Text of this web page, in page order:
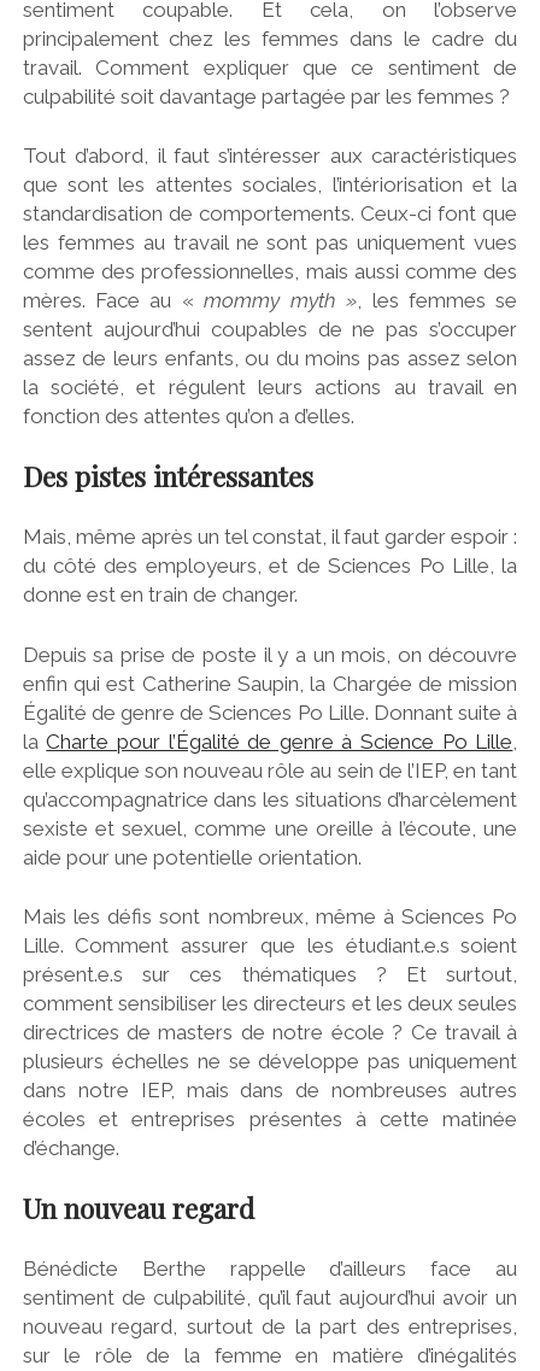
sentiment coupable. Et cela, on l’observe
principalement chez les femmes dans le cadre du
travail. Comment expliquer que ce sentiment de
culpabilité soit davantage partagée par les femmes ?
Tout d’abord, il faut s’intéresser aux caractéristiques
que sont les attentes sociales, l’intériorisation et la
standardisation de comportements. Ceux-ci font que
les femmes au travail ne sont pas uniquement vues
comme des professionnelles, mais aussi comme des
mères. Face au «mommy myth », les femmes se
sentent aujourd’hui coupables de ne pas s’occuper
assez de leurs enfants, ou du moins pas assez selon
la société, et régulent leurs actions au travail en
fonction des attentes qu’on a d’elles.
Des pistes intéressantes
Mais, même après un tel constat, il faut garder espoir :
du côté des employeurs, et de Sciences Po Lille, la
donne est en train de changer.
Depuis sa prise de poste il y a un mois, on découvre
enfin qui est Catherine Saupin, la Chargée de mission
Égalité de genre de Sciences Po Lille. Donnant suite à
laCharte pour l’Égalité de genre à Science Po Lille
elle explique son nouveau rôle au sein de l’IEP, en tant
qu’accompagnatrice dans les situations d’harcèlement
sexiste et sexuel, comme une oreille à l’écoute, une
aide pour une potentielle orientation.
Mais les défis sont nombreux, même à Sciences Po
Lille. Comment assurer que les étudiant.e.s soient
présent.e.s sur ces thématiques ? Et surtout,
comment sensibiliser les directeurs et les deux seules
directrices de masters de notre école ? Ce travail à
plusieurs échelles ne se développe pas uniquement
dans notre IEP, mais dans de nombreuses autres
écoles et entreprises présentes à cette matinée
d’échange.
Un nouveau regard
Bénédicte Berthe rappelle d’ailleurs face au
sentiment de culpabilité, qu’il faut aujourd’hui avoir un
nouveau regard, surtout de la part des entreprises,
sur le rôle de la femme en matière d’inégalités